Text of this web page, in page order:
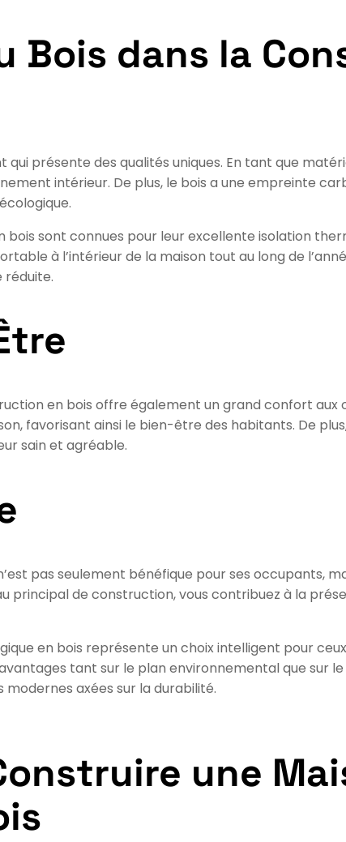
Bois dans la
présente des qualités uniques. En tant que
intérieur. De plus, le bois a une empreinte
bois sont connues pour leur excellente isolation
à l’intérieur de la maison tout au long de
réduite.
en bois offre également un grand confort aux
favorisant ainsi le bien-être des habitants. De
sain et agréable.
pas seulement bénéfique pour ses occupants,
principal de construction, vous contribuez à la
en bois représente un choix intelligent pour
tant sur le plan environnemental que sur
axées sur la durabilité.
une